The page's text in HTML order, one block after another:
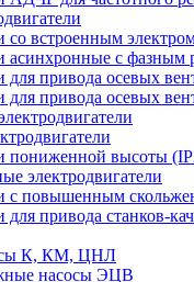
со встроенным
асинхронные с фазным
для привода осевых
для привода осевых
пониженной высоты
электродвигатели
с повышенным
для привода станков-
К, КМ, ЦНЛ
насосы ЭЦВ